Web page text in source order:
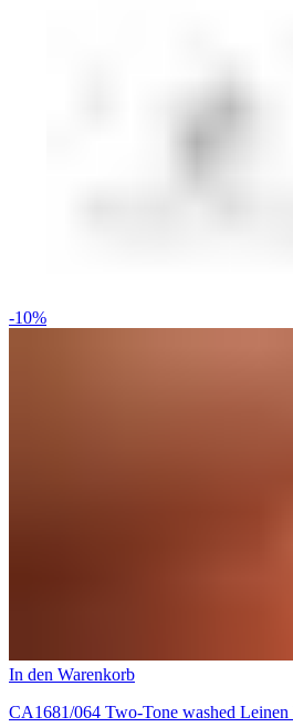
-10%
In den Warenkorb
CA1681/064 Two-Tone washed Leinen